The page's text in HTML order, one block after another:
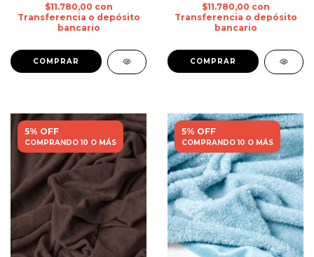
$11.780,00 con
Transferencia o depósito
bancario
$11.780,00 con
Transferencia o depósito
bancario
5% OFF
COMPRANDO 10 O MÁS
5% OFF
COMPRANDO 10 O MÁS